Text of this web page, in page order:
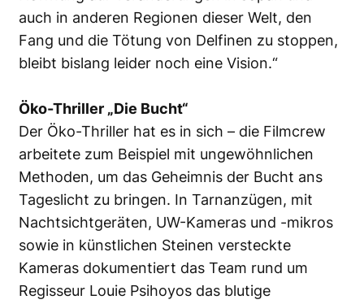
auch in anderen Regionen dieser Welt, den
Fang und die Tötung von Delfinen zu stoppen,
bleibt bislang leider noch eine Vision.“
Öko-Thriller „Die Bucht“
Der Öko-Thriller hat es in sich – die Filmcrew
arbeitete zum Beispiel mit ungewöhnlichen
Methoden, um das Geheimnis der Bucht ans
Tageslicht zu bringen. In Tarnanzügen, mit
Nachtsichtgeräten, UW-Kameras und -mikros
sowie in künstlichen Steinen versteckte
Kameras dokumentiert das Team rund um
Regisseur Louie Psihoyos das blutige